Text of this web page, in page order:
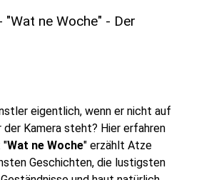
ne Woche" - Der
eigentlich, wenn er nicht auf
der Kamera steht? Hier erfahren
"Wat ne Woche" erzählt Atze
Geschichten, die lustigsten